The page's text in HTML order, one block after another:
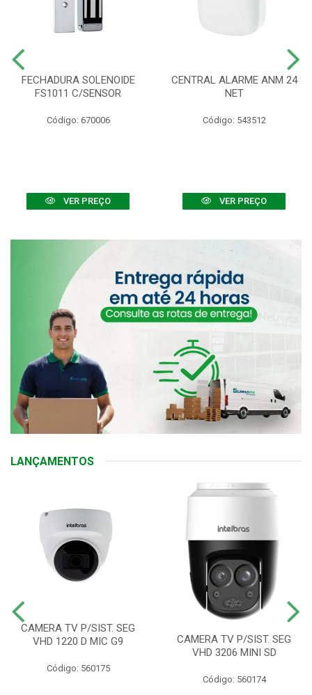
FECHADURA SOLENOIDE
FS1011 C/SENSOR
Código: 670006
VER PREÇO
CENTRAL ALARME ANM 24
NET
Código: 543512
VER PREÇO
LANÇAMENTOS
CAMERA TV P/SIST. SEG
VHD 1220 D MIC G9
Código: 560175
CAMERA TV P/SIST. SEG
VHD 3206 MINI SD
Código: 560174